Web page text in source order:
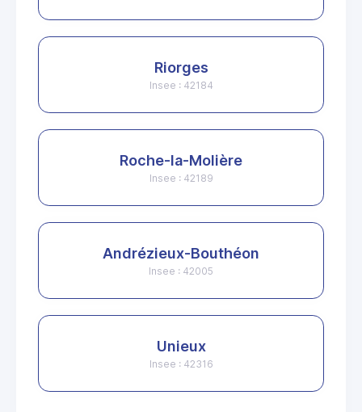
Riorges
Insee : 42184
Roche-la-Molière
Insee : 42189
Andrézieux-Bouthéon
Insee : 42005
Unieux
Insee : 42316